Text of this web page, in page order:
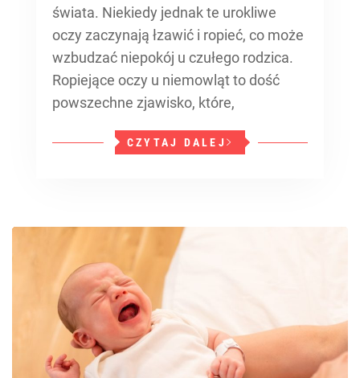
świata. Niekiedy jednak te urokliwe
oczy zaczynają łzawić i ropieć, co może
wzbudzać niepokój u czułego rodzica.
Ropiejące oczy u niemowląt to dość
powszechne zjawisko, które,
CZYTAJ DALEJ